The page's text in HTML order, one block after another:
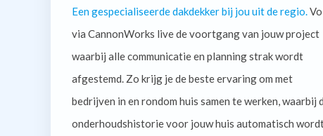
Een gespecialiseerde dakdekker bij jou uit de regio.
via CannonWorks live de voortgang van jouw project
waarbij alle communicatie en planning strak wordt
afgestemd. Zo krijg je de beste ervaring om met
bedrijven in en rondom huis samen te werken, waarbij
onderhoudshistorie voor jouw huis automatisch